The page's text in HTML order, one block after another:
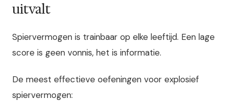
uitvalt
Spiervermogen is trainbaar op elke leeftijd. Een lage
score is geen vonnis, het is informatie.
De meest effectieve oefeningen voor explosief
spiervermogen: